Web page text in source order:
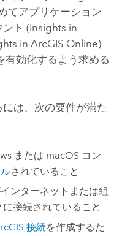
てアプリケーション
ント (Insights in
in ArcGIS Online)
有効化するよう求める
は、次の要件が満た
または macOS コン
されていること
ンターネットまたは組
接続されていること
接続を作成するた